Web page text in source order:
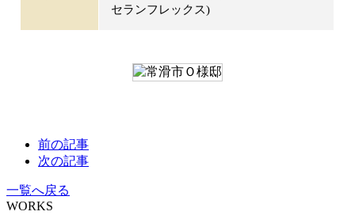
セランフレックス)
前の記事
次の記事
一覧へ戻る
WORKS